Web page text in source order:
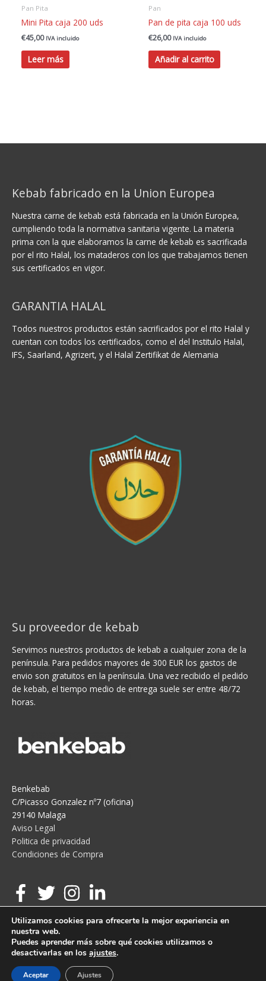
Pan Pita
Mini Pita caja 200 uds
€45,00 IVA incluido
Leer más
Pan
Pan de pita caja 100 uds
€26,00 IVA incluido
Añadir al carrito
Kebab fabricado en la Union Europea
Nuestra carne de kebab está fabricada en la Unión Europea,
cumpliendo toda la normativa sanitaria vigente. La materia
prima con la que elaboramos la carne de kebab es sacrificada
por el rito Halal, los mataderos con los que trabajamos tienen
sus certificados en vigor.
GARANTIA HALAL
Todos nuestros productos están sacrificados por el rito Halal y
cuentan con todos los certificados, como el del Institulo Halal,
IFS, Saarland, Agrizert, y el Halal Zertifikat de Alemania
Su proveedor de kebab
Servimos nuestros productos de kebab a cualquier zona de la
península. Para pedidos mayores de 300 EUR los gastos de
envio son gratuitos en la península. Una vez recibido el pedido
de kebab, el tiempo medio de entrega suele ser entre 48/72
horas.
Benkebab
C/Picasso Gonzalez nº7 (oficina)
29140 Malaga
Aviso Legal
Politica de privacidad
Condiciones de Compra
Copyright © 2026benkebab
Utilizamos cookies para ofrecerte la mejor experiencia en
nuestra web.
Puedes aprender más sobre qué cookies utilizamos o
desactivarlas en los ajustes.
Aceptar Ajustes